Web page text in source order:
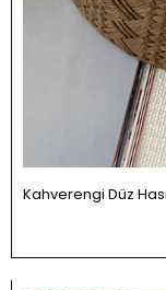
Kahverengi Düz